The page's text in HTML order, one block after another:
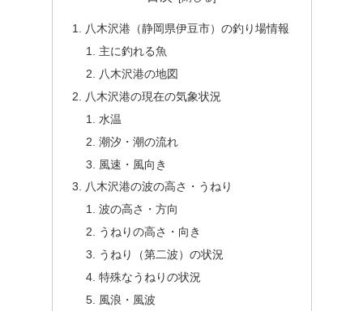
八木沢港（静岡県伊豆市）の釣り場情報
主に釣れる魚
八木沢港の地図
八木沢港の現在の気象状況
水温
潮汐・潮の流れ
風速・風向き
八木沢港の波の高さ・うねり
波の高さ・方向
うねりの高さ・向き
うねり（第二波）の状況
特殊なうねりの状況
風浪・風波